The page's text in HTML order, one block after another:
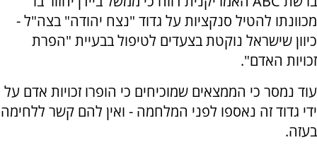
מכוונתו להטיל סנקציות על גדוד "נצח יהודה" בצה"ל -
כיוון שישראל נוקטת בצעדים לטיפול בבעיית "הפרת
זכויות האדם".
עוד נמסר כי הממצאים שמוכיחים כי הופרו זכויות אדם על
ידי גדוד זה נאספו לפני המלחמה - ואין להם קשר ללחימה
בעזה.